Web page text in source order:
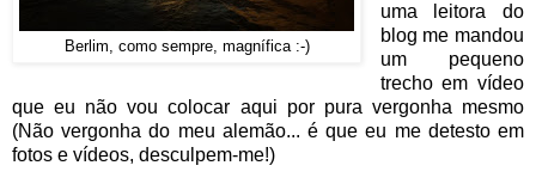
Berlim, como sempre, magnífica :-)
uma leitora do
blog me mandou
um pequeno
trecho em vídeo
que eu não vou colocar aqui por pura vergonha mesmo
(Não vergonha do meu alemão... é que eu me detesto em
fotos e vídeos, desculpem-me!)